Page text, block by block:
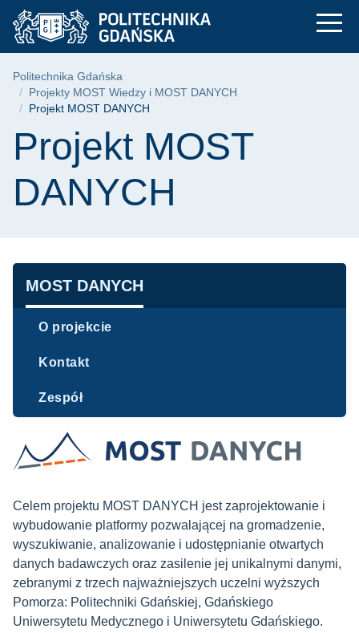
Przejdź
do
menu
Przejdź
do
wyszukiwarki
Przejdź
do
treści
Projekt MOST
Ścieżka nawigacyjna
Politechnika Gdańska
Projekty MOST Wiedzy i MOST DANYCH
Projekt MOST DANYCH
Treść strony
Projekt MOST
DANYCH
Nawigacja
MOST DANYCH
O projekcie
Kontakt
Zespół
Celem projektu MOST DANYCH jest zaprojektowanie i
wybudowanie platformy pozwalającej na gromadzenie,
wyszukiwanie, analizowanie i udostępnianie otwartych
danych badawczych oraz zasilenie jej unikalnymi danymi,
zebranymi z trzech najważniejszych uczelni wyższych
Pomorza: Politechniki Gdańskiej, Gdańskiego
Uniwersytetu Medycznego i Uniwersytetu Gdańskiego.